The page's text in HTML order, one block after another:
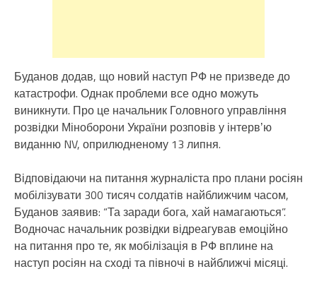
Буданов додав, що новий наступ РФ не призведе до
катастрофи. Однак проблеми все одно можуть
виникнути. Про це начальник Головного управління
розвідки Міноборони України розповів у інтервʼю
виданню NV, оприлюдненому 13 липня.
Відповідаючи на питання журналіста про плани росіян
мобілізувати 300 тисяч солдатів найближчим часом,
Буданов заявив: “Та заради бога, хай намагаються”.
Водночас начальник розвідки відреагував емоційно
на питання про те, як мобілізація в РФ вплине на
наступ росіян на сході та півночі в найближчі місяці.